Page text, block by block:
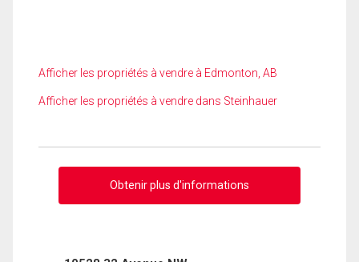
Afficher les propriétés à vendre à Edmonton, AB
Afficher les propriétés à vendre dans Steinhauer
Obtenir plus d'informations